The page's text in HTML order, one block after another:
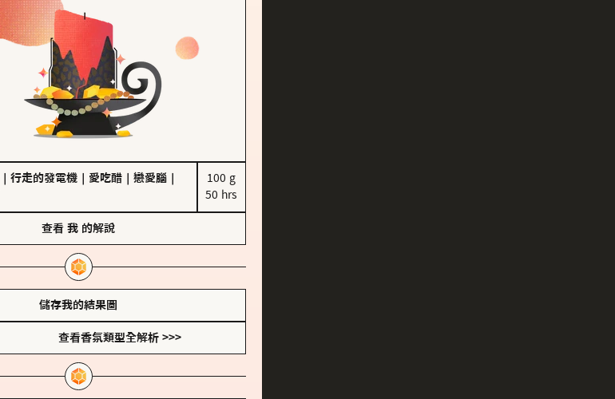
行走的發電機 愛吃醋 戀愛腦
100 g
50 hrs
查看 我 的解說
儲存我的結果圖
查看香氛類型全解析 >>>